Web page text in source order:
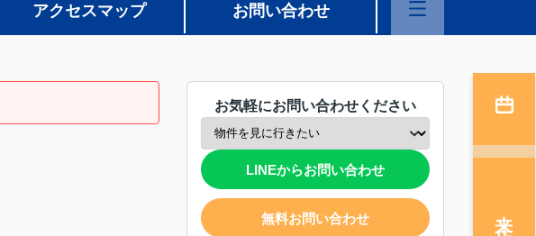
アクセスマップ お問い合わせ
お気軽にお問い合わせください
LINEからお問い合わせ
無料お問い合わせ 来店予約